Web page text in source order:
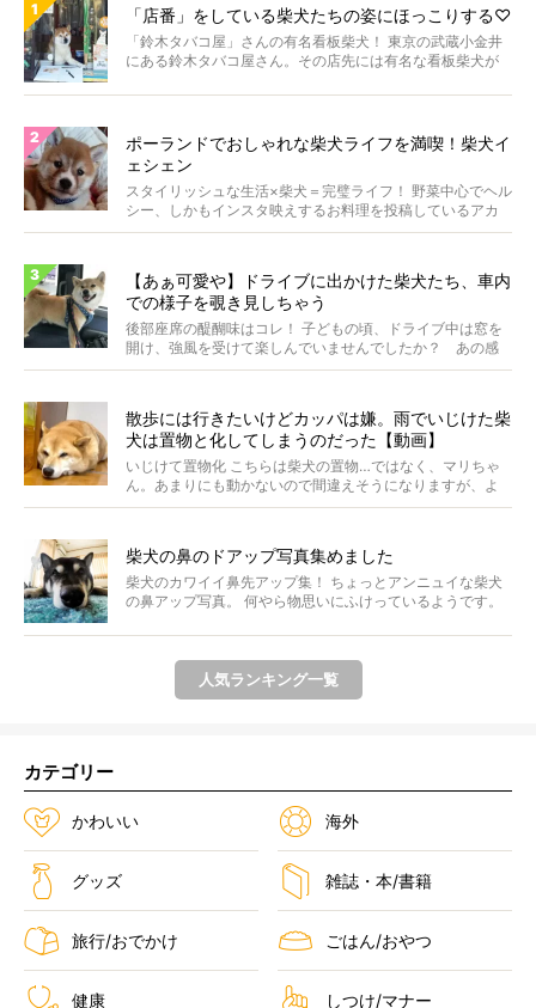
「店番」をしている柴犬たちの姿にほっこりする♡
「鈴木タバコ屋」さんの有名看板柴犬！ 東京の武蔵小金井
にある鈴木タバコ屋さん。その店先には有名な看板柴犬が
ポーランドでおしゃれな柴犬ライフを満喫！柴犬イ
ェシェン
スタイリッシュな生活×柴犬＝完璧ライフ！ 野菜中心でヘル
シー、しかもインスタ映えするお料理を投稿しているアカ
ウ...
【あぁ可愛や】ドライブに出かけた柴犬たち、車内
での様子を覗き見しちゃう
後部座席の醍醐味はコレ！ 子どもの頃、ドライブ中は窓を
開け、強風を受けて楽しんでいませんでしたか？ あの感
じが...
散歩には行きたいけどカッパは嫌。雨でいじけた柴
犬は置物と化してしまうのだった【動画】
いじけて置物化 こちらは柴犬の置物…ではなく、マリちゃ
ん。あまりにも動かないので間違えそうになりますが、よ
く見...
柴犬の鼻のドアップ写真集めました
柴犬のカワイイ鼻先アップ集！ ちょっとアンニュイな柴犬
の鼻アップ写真。 何やら物思いにふけっているようです。
人気ランキング一覧
カテゴリー
かわいい 海外
グッズ 雑誌・本/書籍
旅行/おでかけ ごはん/おやつ
健康 しつけ/マナー